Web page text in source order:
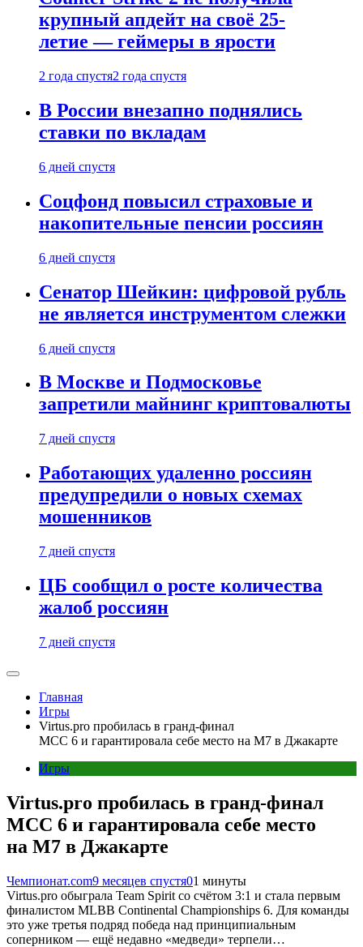
крупный апдейт на своё 25-
летие — геймеры в ярости
2 года спустя2 года спустя
В России внезапно поднялись
ставки по вкладам
6 дней спустя
Соцфонд повысил страховые и
накопительные пенсии россиян
6 дней спустя
Сенатор Шейкин: цифровой рубль
не является инструментом слежки
6 дней спустя
В Москве и Подмосковье
запретили майнинг криптовалюты
7 дней спустя
Работающих удаленно россиян
предупредили о новых схемах
мошенников
7 дней спустя
ЦБ сообщил о росте количества
жалоб россиян
7 дней спустя
Главная
Игры
Virtus.pro пробилась в гранд-финал
MCC 6 и гарантировала себе место на M7 в Джакарте
Игры
Virtus.pro пробилась в гранд-финал
MCC 6 и гарантировала себе место
на M7 в Джакарте
Чемпионат.com9 месяцев спустя01 минуты
Virtus.pro обыграла Team Spirit со счётом 3:1 и стала первым
финалистом MLBB Continental Championships 6. Для команды
это уже третья подряд победа над принципиальным
соперником — ещё недавно «медведи» терпели…